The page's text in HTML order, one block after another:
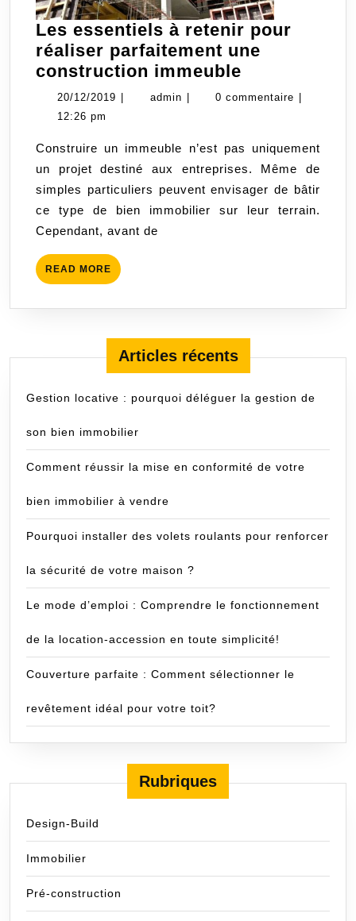
Les essentiels à retenir pour
réaliser parfaitement une
construction immeuble
essentiels
pour
réaliser
parfaitement
une
20/12/2019 20/12/2019
admin admin0 commentaire
12:26 pm
Construire un immeuble n’est pas uniquement
un projet destiné aux entreprises. Même de
simples particuliers peuvent envisager de bâtir
ce type de bien immobilier sur leur terrain.
Cependant, avant de
READ MORE READ
MORE
Articles récents
Gestion locative : pourquoi déléguer la gestion de
son bien immobilier
Comment réussir la mise en conformité de votre
bien immobilier à vendre
Pourquoi installer des volets roulants pour renforcer
la sécurité de votre maison ?
Le mode d’emploi : Comprendre le fonctionnement
de la location-accession en toute simplicité!
Couverture parfaite : Comment sélectionner le
revêtement idéal pour votre toit?
Rubriques
Design-Build
Immobilier
Pré-construction